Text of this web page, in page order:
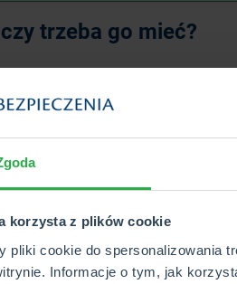
korzysta z plików cookie
pliki cookie do spersonalizowania
Informacje o tym, jak
trzeba go mieć?
informacji na ten
szczepienie na COVID-19
testu. Wystarczy
covidowych, proces
to też potwierdzenie, że dana